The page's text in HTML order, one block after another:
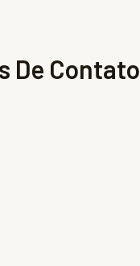
De Contato